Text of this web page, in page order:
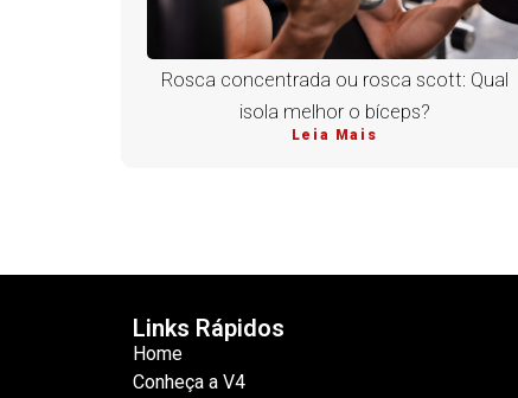
Rosca concentrada ou rosca scott: Qual
isola melhor o bíceps?
Leia Mais
Links Rápidos
Home
Conheça a V4